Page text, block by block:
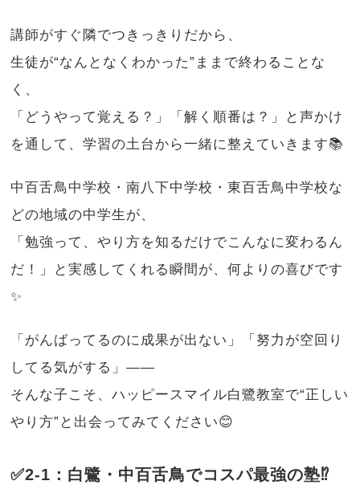
講師がすぐ隣でつきっきりだから、
生徒が“なんとなくわかった”ままで終わることな
く、
「どうやって覚える？」「解く順番は？」と声かけ
を通して、学習の土台から一緒に整えていきます📚
中百舌鳥中学校・南八下中学校・東百舌鳥中学校な
どの地域の中学生が、
「勉強って、やり方を知るだけでこんなに変わるん
だ！」と実感してくれる瞬間が、何よりの喜びです
✨
「がんばってるのに成果が出ない」「努力が空回り
してる気がする」――
そんな子こそ、ハッピースマイル白鷺教室で“正しい
やり方”と出会ってみてください😊
✅2-1：白鷺・中百舌鳥でコスパ最強の塾⁉